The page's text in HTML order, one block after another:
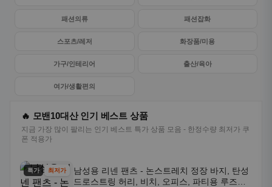
패션의류 패션잡화
스포츠/레저 화장품/미용
가구/인테리어 출산/육아
여가/생활편의
🔥 모밴10대산 인기 베스트 상품
지금 가장 많이 팔리는 인기 베스트 특가 상품 모음 - 한정수량 최저가 쿠
폰 적용가
특가 최저가
남성용 리넨 팬츠 - 논스트레치 정장 바지, 탄성
드로스트링 허리, 비치, 오피스, 파티용 루즈핏